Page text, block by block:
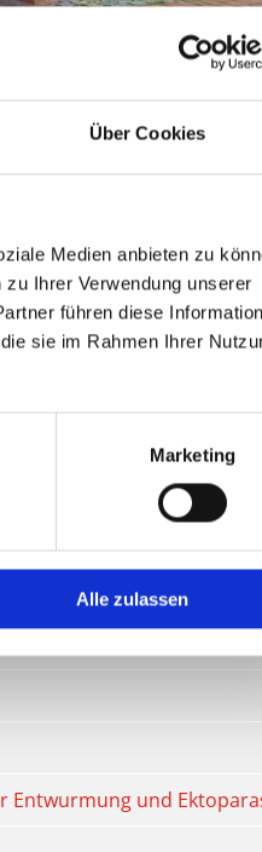
Über Cookies
Medien anbieten zu
Ihrer Verwendung unserer
führen diese
sie im Rahmen Ihrer
Marketing
Alle zulassen
Entwurmung und